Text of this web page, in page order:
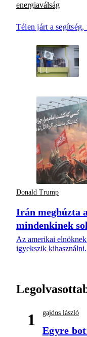
energiaválság
Télen járt a segítség,
Donald Trump
Irán meghúzta
mindenkinek
Az amerikai
igyekszik kihasználni.
1 gajdos lászló
Egyre